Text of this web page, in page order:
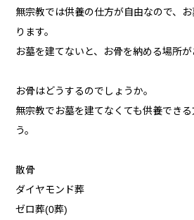
無宗教では供養の仕方が自由なので、
ります。
お墓を建てないと、お骨を納める場所が
お骨はどうするのでしょうか。
無宗教でお墓を建てなくても供養でき
う。
散骨
ダイヤモンド葬
ゼロ葬(0葬)